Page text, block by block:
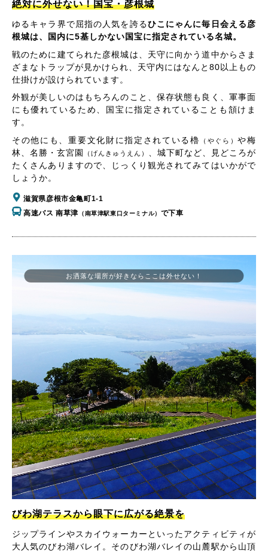
絶対に外せない！国宝・彦根城
ゆるキャラ界で屈指の人気を誇るひこにゃんに毎日会える彦
根城は、国内に5基しかない国宝に指定されている名城。
戦のために建てられた彦根城は、天守に向かう道中からさま
ざまなトラップが見かけられ、天守内にはなんと80以上もの
仕掛けが設けられています。
外観が美しいのはもちろんのこと、保存状態も良く、軍事面
にも優れているため、国宝に指定されていることも頷けま
す。
その他にも、重要文化財に指定されている櫓
（やぐら）や梅
林、名勝・玄宮園
（げんきゅうえん）
、城下町など、見どころが
たくさんありますので、じっくり観光されてみてはいかがで
しょうか。
滋賀県彦根市金亀町1-1
高速バス 南草津 （南草津駅東口ターミナル） で下車
びわ湖テラスから眼下に広がる絶景を
ジップラインやスカイウォーカーといったアクティビティが
大人気のびわ湖バレイ。そのびわ湖バレイの山麓駅から山頂
お洒落な場所が好きならここは外せない！